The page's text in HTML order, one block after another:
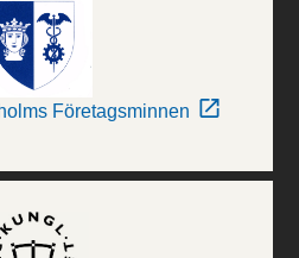
Företagsminnen